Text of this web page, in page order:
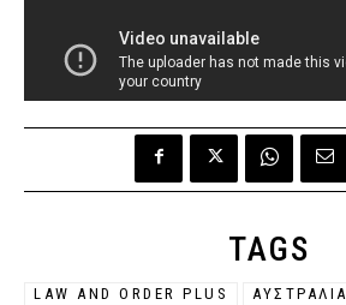
TAGS
LAW AND ORDER PLUS
ΑΥΣΤΡΑΛΙΑ